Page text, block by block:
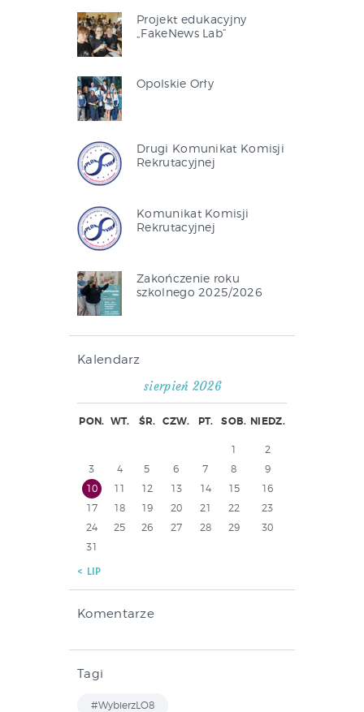
Projekt edukacyjny
„FakeNews Lab”
Opolskie Orły
Drugi Komunikat Komisji
Rekrutacyjnej
Komunikat Komisji
Rekrutacyjnej
Zakończenie roku
szkolnego 2025/2026
Kalendarz
sierpień 2026
PON. WT. ŚR. CZW. PT. SOB. NIEDZ.
1
2
3
4 5 6 7 8
9
10
11 12 13 14 15
16
17
18 19 20 21 22
23
24
25 26 27 28 29
30
31
« LIP
Komentarze
Tagi
#WybierzLO8